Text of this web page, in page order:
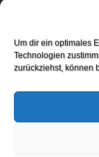
Um dir ein optimales
Technologien
zurückziehst, können